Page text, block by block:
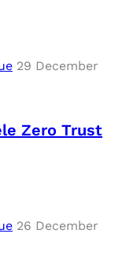
29 December
Zero Trust
26 December